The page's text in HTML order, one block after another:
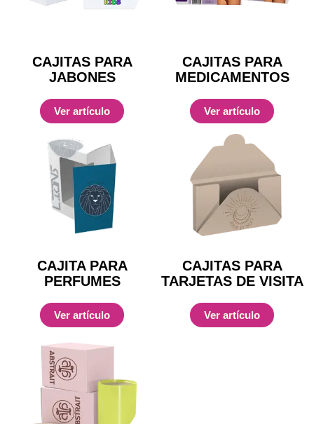
CAJITAS PARA
JABONES
Ver artículo
CAJITAS PARA
MEDICAMENTOS
Ver artículo
CAJITA PARA
PERFUMES
Ver artículo
CAJITAS PARA
TARJETAS DE VISITA
Ver artículo